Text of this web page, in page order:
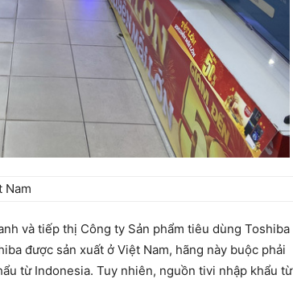
Nam
và tiếp thị Công ty Sản phẩm tiêu dùng Toshiba
được sản xuất ở Việt Nam, hãng này buộc phải
từ Indonesia. Tuy nhiên, nguồn tivi nhập khẩu từ